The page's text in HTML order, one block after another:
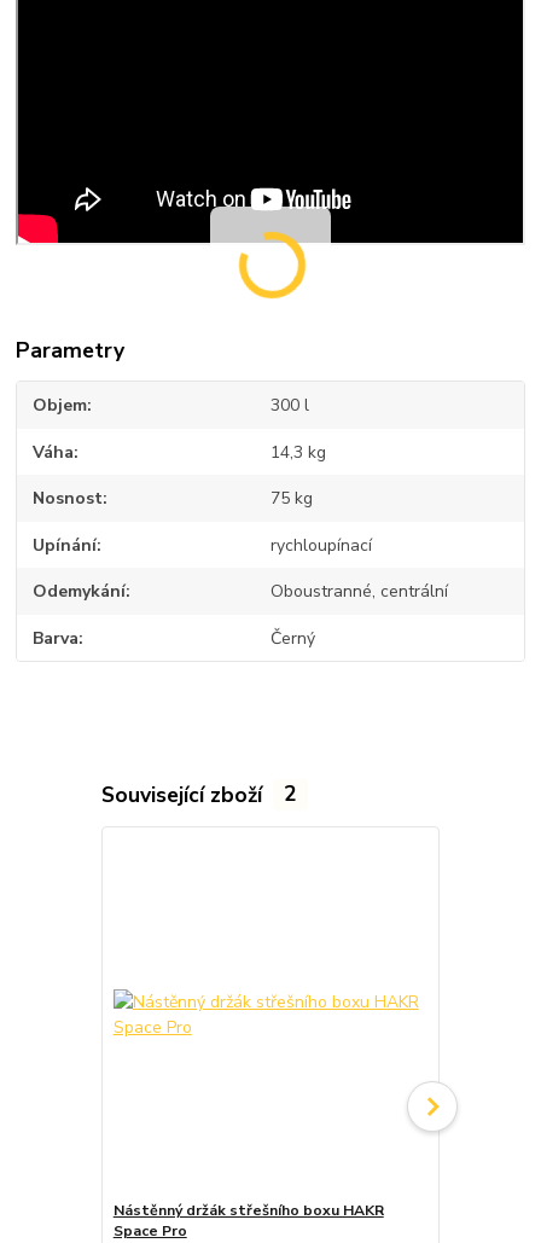
Parametry
Objem 300 l
Váha 14,3 kg
Nosnost 75 kg
Upínání rychloupínací
Odemykání Oboustranné, centrální
Barva Černý
Související zboží 2
Nástěnný držák střešního boxu HAKR
Space Pro